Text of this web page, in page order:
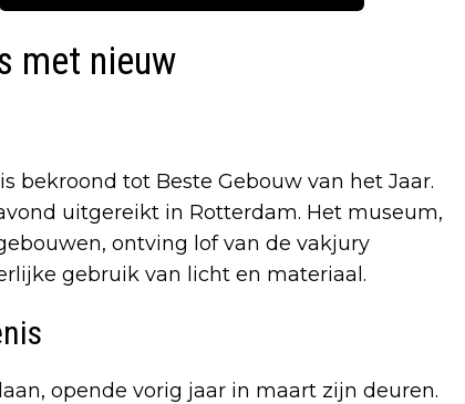
met nieuw
bekroond tot Beste Gebouw van het Jaar.
uitgereikt in Rotterdam. Het museum,
ontving lof van de vakjury
gebruik van licht en materiaal.
opende vorig jaar in maart zijn deuren.